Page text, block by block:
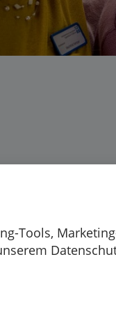
Tools,